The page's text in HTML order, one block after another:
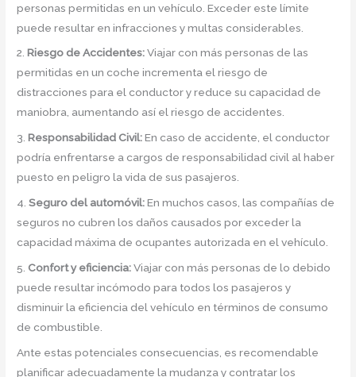
personas permitidas en un vehículo. Exceder este límite
puede resultar en infracciones y multas considerables.
2.Riesgo de Accidentes:Viajar con más personas de las
permitidas en un coche incrementa el riesgo de
distracciones para el conductor y reduce su capacidad de
maniobra, aumentando así el riesgo de accidentes.
3.Responsabilidad Civil:En caso de accidente, el conductor
podría enfrentarse a cargos de responsabilidad civil al haber
puesto en peligro la vida de sus pasajeros.
4.Seguro del automóvil:En muchos casos, las compañías de
seguros no cubren los daños causados por exceder la
capacidad máxima de ocupantes autorizada en el vehículo.
5. Confort y eficiencia:Viajar con más personas de lo debido
puede resultar incómodo para todos los pasajeros y
disminuir la eficiencia del vehículo en términos de consumo
de combustible.
Ante estas potenciales consecuencias, es recomendable
planificar adecuadamente la mudanza y contratar los